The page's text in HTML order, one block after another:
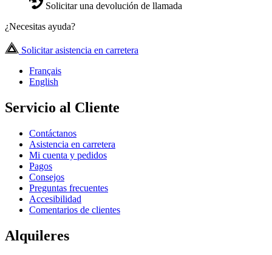
Solicitar una devolución de llamada
¿Necesitas ayuda?
Solicitar asistencia en carretera
Français
English
Servicio al Cliente
Contáctanos
Asistencia en carretera
Mi cuenta y pedidos
Pagos
Consejos
Preguntas frecuentes
Accesibilidad
Comentarios de clientes
Alquileres